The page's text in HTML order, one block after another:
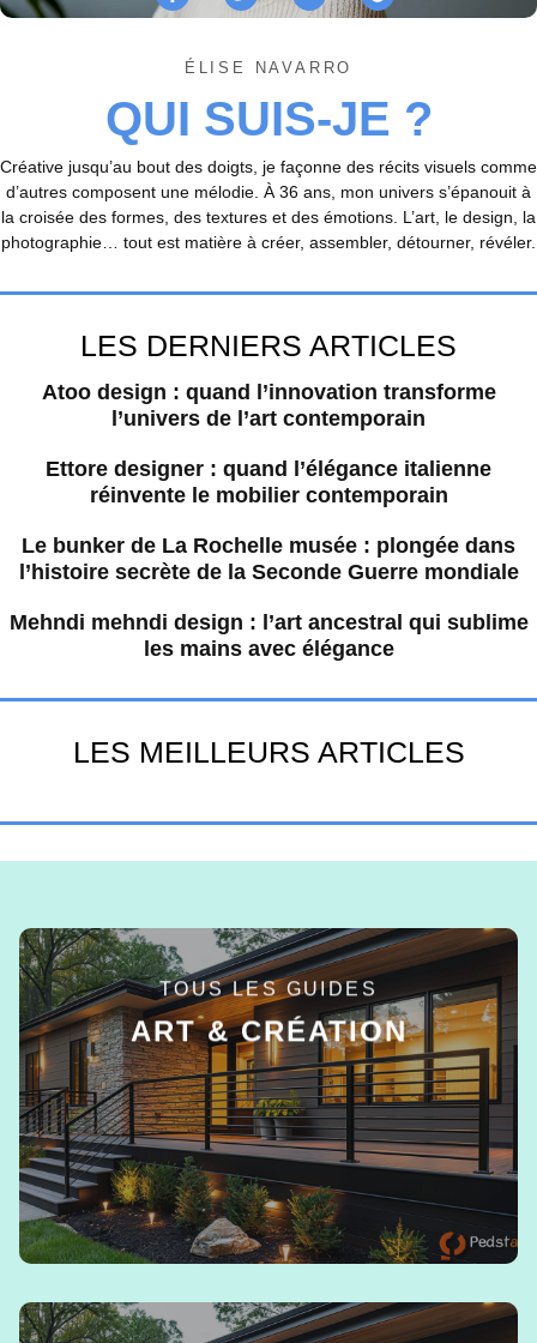
ÉLISE NAVARRO
QUI SUIS-JE ?
Créative jusqu’au bout des doigts, je façonne des récits visuels comme
d’autres composent une mélodie. À 36 ans, mon univers s’épanouit à
la croisée des formes, des textures et des émotions. L’art, le design, la
photographie… tout est matière à créer, assembler, détourner, révéler.
LES DERNIERS ARTICLES
Atoo design : quand l’innovation transforme
l’univers de l’art contemporain
Ettore designer : quand l’élégance italienne
réinvente le mobilier contemporain
Le bunker de La Rochelle musée : plongée dans
l’histoire secrète de la Seconde Guerre mondiale
Mehndi mehndi design : l’art ancestral qui sublime
les mains avec élégance
LES MEILLEURS ARTICLES
TOUS LES GUIDES
ART & CRÉATION
EN SAVOIR +